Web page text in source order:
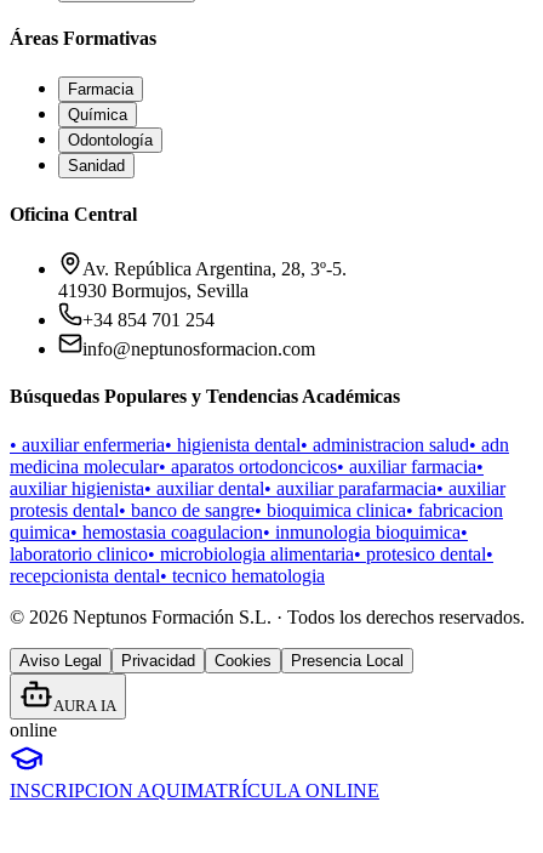
Áreas Formativas
Farmacia
Química
Odontología
Sanidad
Oficina Central
Av. República Argentina, 28, 3º-5.
41930 Bormujos, Sevilla
+34 854 701 254
info@neptunosformacion.com
Búsquedas Populares y Tendencias Académicas
• auxiliar enfermeria• higienista dental• administracion salud• adn
medicina molecular• aparatos ortodoncicos• auxiliar farmacia•
auxiliar higienista• auxiliar dental• auxiliar parafarmacia• auxiliar
protesis dental• banco de sangre• bioquimica clinica• fabricacion
quimica• hemostasia coagulacion• inmunologia bioquimica•
laboratorio clinico• microbiologia alimentaria• protesico dental•
recepcionista dental• tecnico hematologia
© 2026 Neptunos Formación S.L. · Todos los derechos reservados.
Aviso Legal Privacidad Cookies Presencia Local
AURA IA
online
INSCRIPCION AQUIMATRÍCULA ONLINE